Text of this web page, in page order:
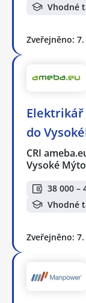
Vhodné
Zveřejněno:
do
CRI
Vysoké Mýto
38 000 –
Vhodné
Zveřejněno: